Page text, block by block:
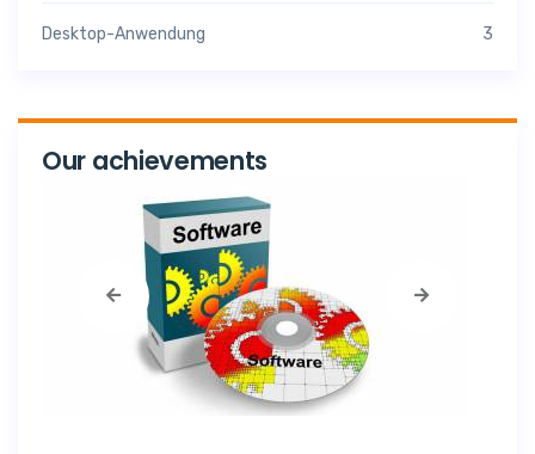
Desktop-Anwendung 3
Our achievements